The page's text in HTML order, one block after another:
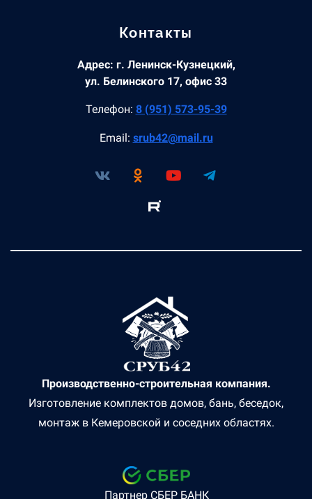
Контакты
Адрес: г. Ленинск-Кузнецкий,
ул. Белинского 17, офис 33
Телефон: 8 (951) 573-95-39
Email: srub42@mail.ru
Производственно-строительная компания.
Изготовление комплектов домов, бань, беседок,
монтаж в Кемеровской и соседних областях.
Партнер СБЕР БАНК